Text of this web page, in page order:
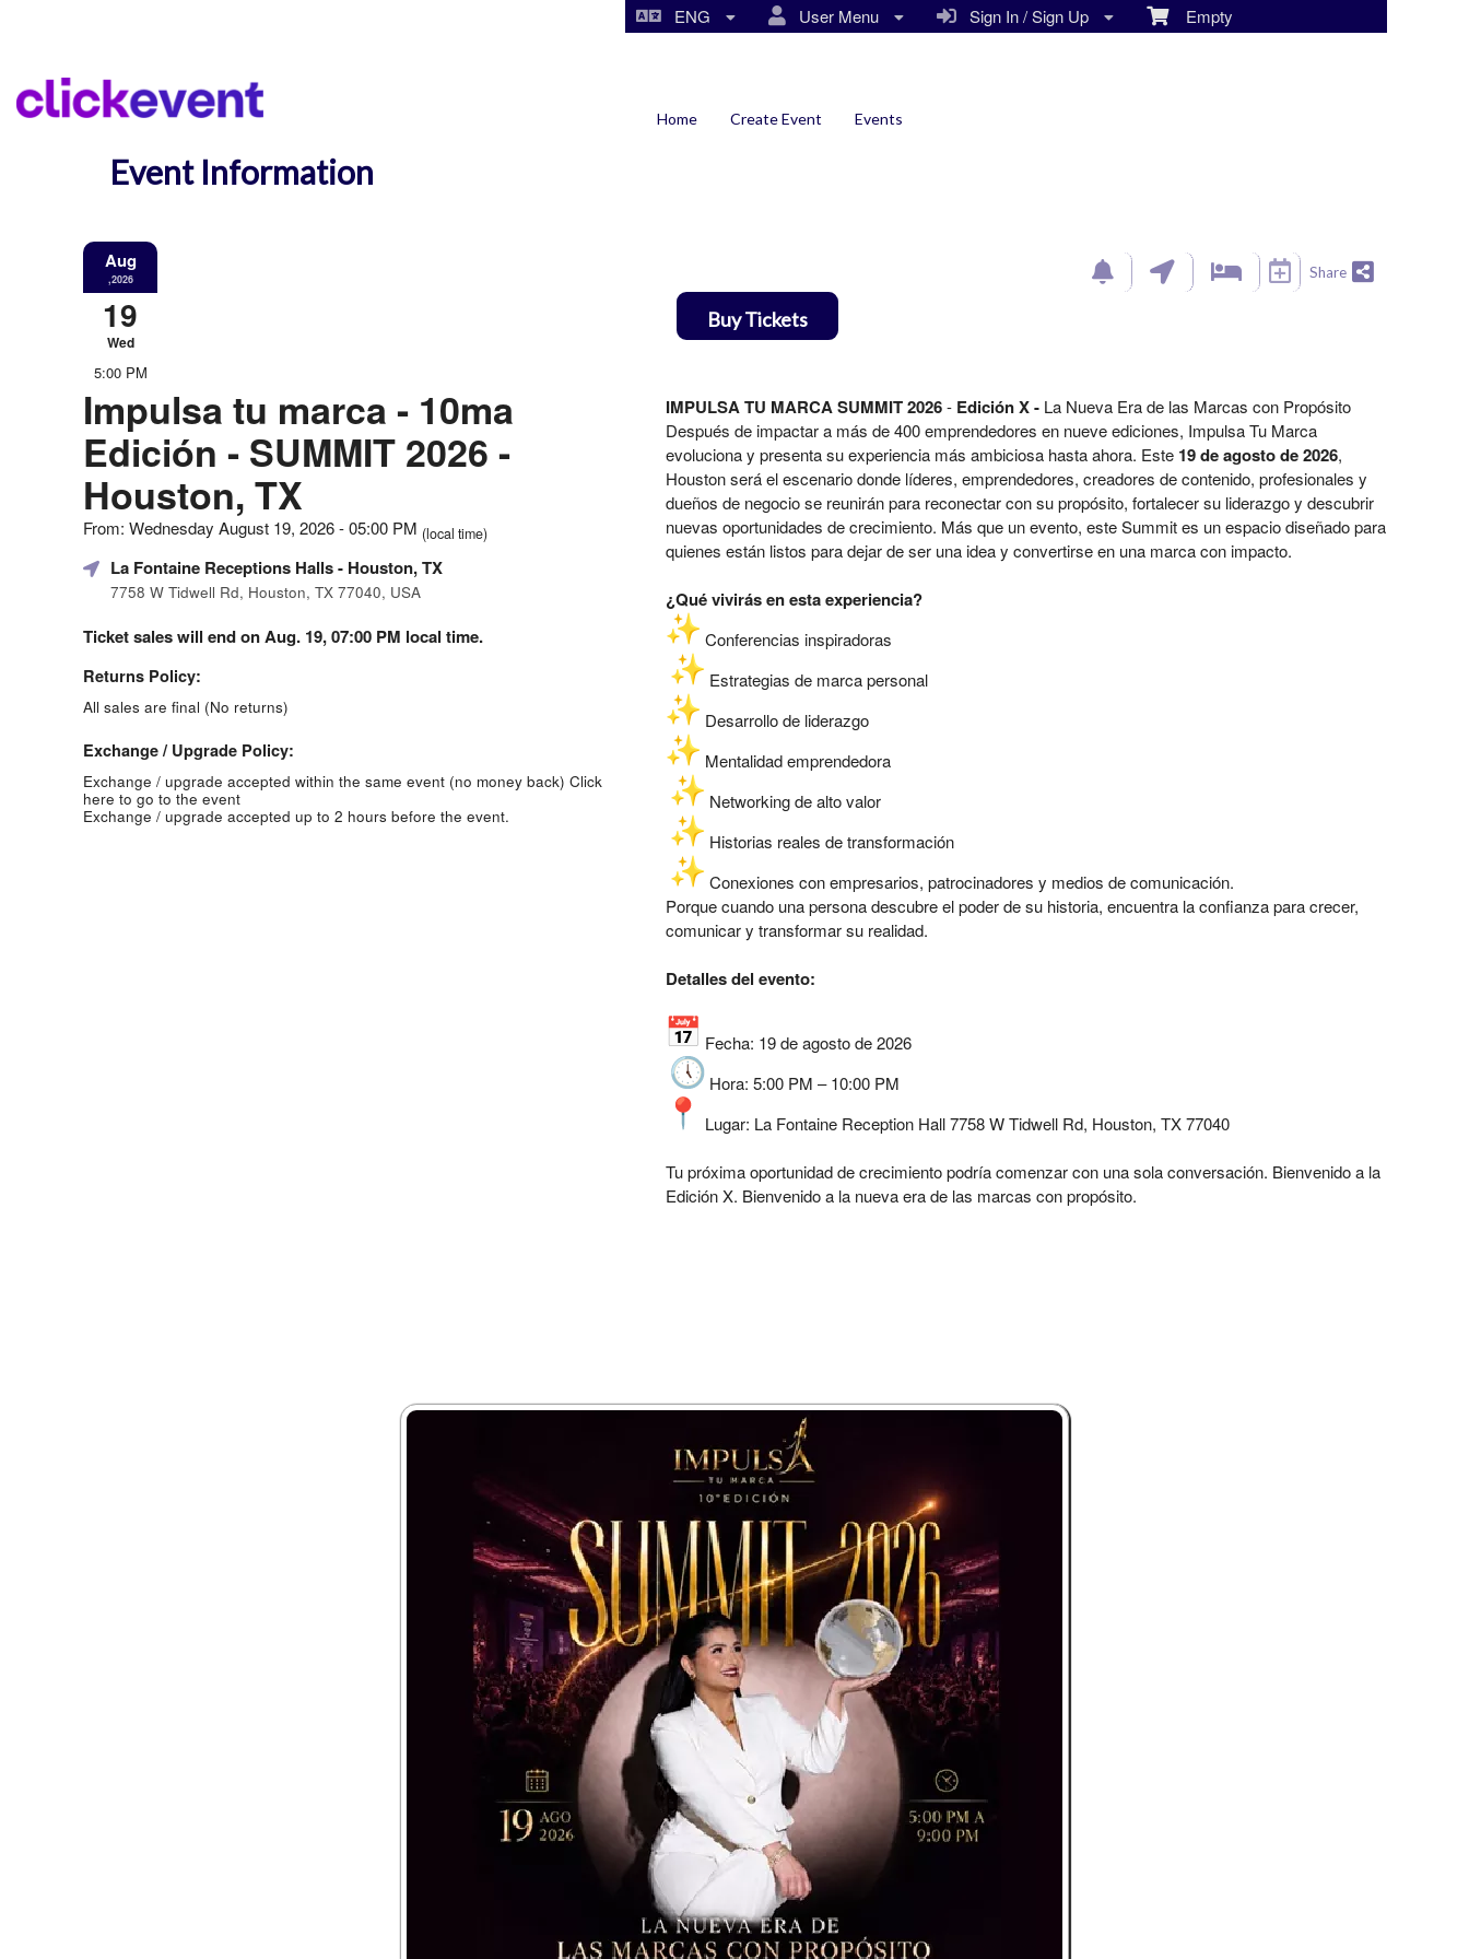
Empty
Sign In / Sign Up
User Menu
ENG
Home Create Event Events
Event Information
Aug
,2026
19
Wed
5:00 PM
Impulsa tu marca - 10ma
Edición - SUMMIT 2026 -
Houston, TX
From: Wednesday August 19, 2026 - 05:00 PM (local time)
La Fontaine Receptions Halls- Houston, TX
7758 W Tidwell Rd, Houston, TX 77040, USA
Ticket sales will end on Aug. 19, 07:00 PM local time.
Returns Policy:
All sales are final (No returns)
Exchange / Upgrade Policy:
Exchange / upgrade accepted within the same event (no money back) Click
here to go to the event
Exchange / upgrade accepted up to 2 hours before the event.
Share
Buy Tickets
IMPULSA TU MARCA SUMMIT 2026- Edición X -La Nueva Era de las Marcas con Propósito
Después de impactar a más de 400 emprendedores en nueve ediciones, Impulsa Tu Marca
evoluciona y presenta su experiencia más ambiciosa hasta ahora. Este 19 de agosto de 2026,
Houston será el escenario donde líderes, emprendedores, creadores de contenido, profesionales y
dueños de negocio se reunirán para reconectar con su propósito, fortalecer su liderazgo y descubrir
nuevas oportunidades de crecimiento. Más que un evento, este Summit es un espacio diseñado para
quienes están listos para dejar de ser una idea y convertirse en una marca con impacto.
¿Qué vivirás en esta experiencia?
Conferencias inspiradoras
Estrategias de marca personal
Desarrollo de liderazgo
Mentalidad emprendedora
Networking de alto valor
Historias reales de transformación
Conexiones con empresarios, patrocinadores y medios de comunicación.
Porque cuando una persona descubre el poder de su historia, encuentra la confianza para crecer,
comunicar y transformar su realidad.
Detalles del evento:
Fecha: 19 de agosto de 2026
Hora: 5:00 PM – 10:00 PM
Lugar: La Fontaine Reception Hall 7758 W Tidwell Rd, Houston, TX 77040
Tu próxima oportunidad de crecimiento podría comenzar con una sola conversación. Bienvenido a la
Edición X. Bienvenido a la nueva era de las marcas con propósito.